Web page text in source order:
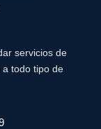
servicios de
a todo tipo de